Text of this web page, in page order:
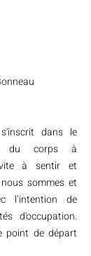
dans le
du corps à
à sentir et
sommes et
l’intention de
d'occupation.
point de départ